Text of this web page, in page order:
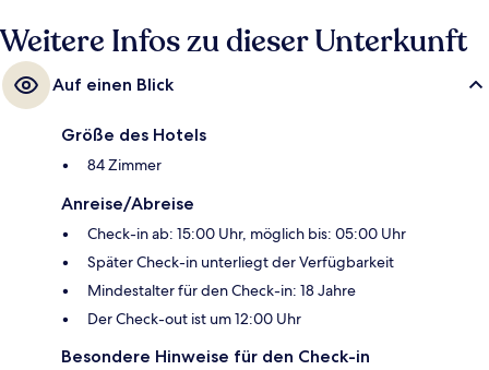
Weitere Infos zu dieser Unterkunft
Auf einen Blick
Größe des Hotels
84 Zimmer
Anreise/Abreise
Check-in ab: 15:00 Uhr, möglich bis: 05:00 Uhr
Später Check-in unterliegt der Verfügbarkeit
Mindestalter für den Check-in: 18 Jahre
Der Check-out ist um 12:00 Uhr
Besondere Hinweise für den Check-in